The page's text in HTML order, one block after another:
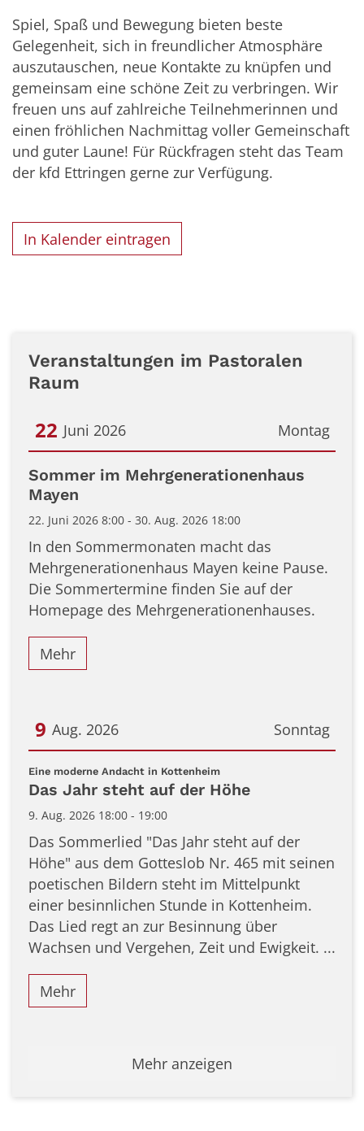
Spiel, Spaß und Bewegung bieten beste
Gelegenheit, sich in freundlicher Atmosphäre
auszutauschen, neue Kontakte zu knüpfen und
gemeinsam eine schöne Zeit zu verbringen. Wir
freuen uns auf zahlreiche Teilnehmerinnen und
einen fröhlichen Nachmittag voller Gemeinschaft
und guter Laune! Für Rückfragen steht das Team
der kfd Ettringen gerne zur Verfügung.
In Kalender eintragen
Veranstaltungen im Pastoralen
Raum
Montag
22 Juni 2026
Datum: 22. Juni 2026
Sommer im Mehrgenerationenhaus
Mayen
22. Juni 2026 8:00 - 30. Aug. 2026 18:00
In den Sommermonaten macht das
Mehrgenerationenhaus Mayen keine Pause.
Die Sommertermine finden Sie auf der
Homepage des Mehrgenerationenhauses.
Mehr
Sonntag
9 Aug. 2026
Datum: 9. August 2026
Eine moderne Andacht in Kottenheim:
Das Jahr steht auf der Höhe
9. Aug. 2026 18:00 - 19:00
Das Sommerlied "Das Jahr steht auf der
Höhe" aus dem Gotteslob Nr. 465 mit seinen
poetischen Bildern steht im Mittelpunkt
einer besinnlichen Stunde in Kottenheim.
Das Lied regt an zur Besinnung über
Wachsen und Vergehen, Zeit und Ewigkeit. ...
Mehr
Mehr anzeigen